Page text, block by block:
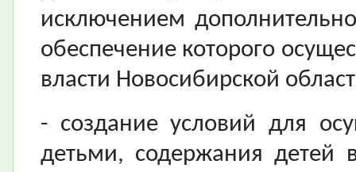
исключением
обеспечение которого
власти Новосибирской
- создание условий для
детьми, содержания детей